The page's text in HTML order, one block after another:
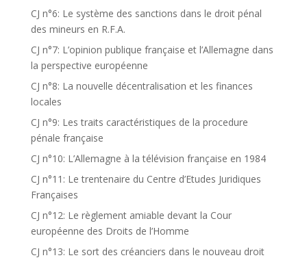
CJ n°6: Le système des sanctions dans le droit pénal
des mineurs en R.F.A.
CJ n°7: L’opinion publique française et l’Allemagne dans
la perspective européenne
CJ n°8: La nouvelle décentralisation et les finances
locales
CJ n°9: Les traits caractéristiques de la procedure
pénale française
CJ n°10: L’Allemagne à la télévision française en 1984
CJ n°11: Le trentenaire du Centre d’Etudes Juridiques
Françaises
CJ n°12: Le règlement amiable devant la Cour
européenne des Droits de l’Homme
CJ n°13: Le sort des créanciers dans le nouveau droit